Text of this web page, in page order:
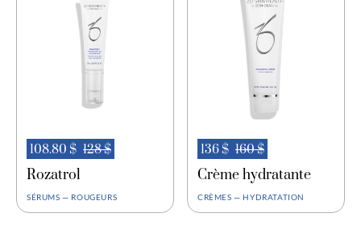
108.80 $ 128 $
Rozatrol
SÉRUMS — ROUGEURS
136 $ 160 $
Crème hydratante
CRÈMES — HYDRATATION